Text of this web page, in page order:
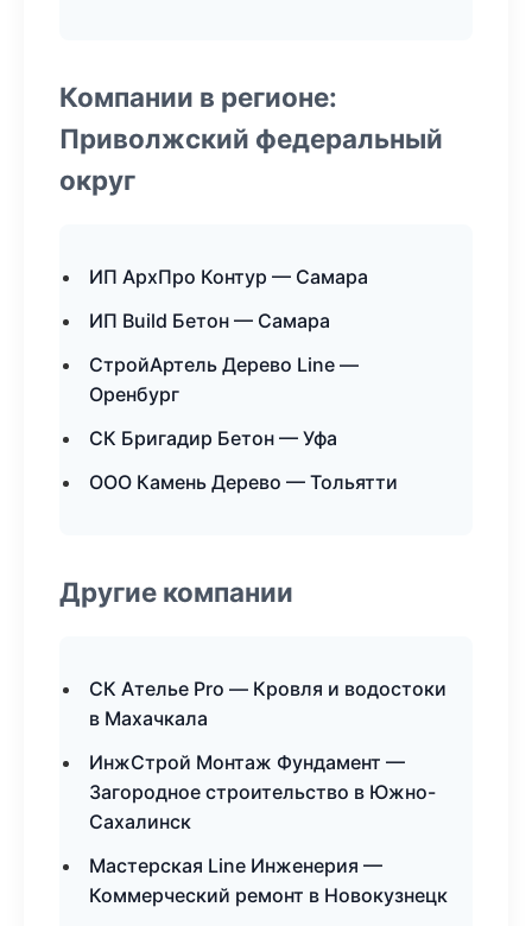
Компании в регионе:
Приволжский федеральный
округ
ИП АрхПро Контур — Самара
ИП Build Бетон — Самара
СтройАртель Дерево Line —
Оренбург
СК Бригадир Бетон — Уфа
ООО Камень Дерево — Тольятти
Другие компании
СК Ателье Pro — Кровля и водостоки
в Махачкала
ИнжСтрой Монтаж Фундамент —
Загородное строительство в Южно-
Сахалинск
Мастерская Line Инженерия —
Коммерческий ремонт в Новокузнецк